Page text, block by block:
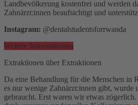
Landbevölkerung kostenfrei und werden
Zahnärzt:innen beaufsichtigt und
Instagram: @dentalstudentsforrwanda
Weitere Informationen
Extraktionen über Extraktionen
Da eine Behandlung für die Menschen in
es nur wenige Zahnärzt:innen gibt, wurde
gebraucht. Erst waren wir etwas